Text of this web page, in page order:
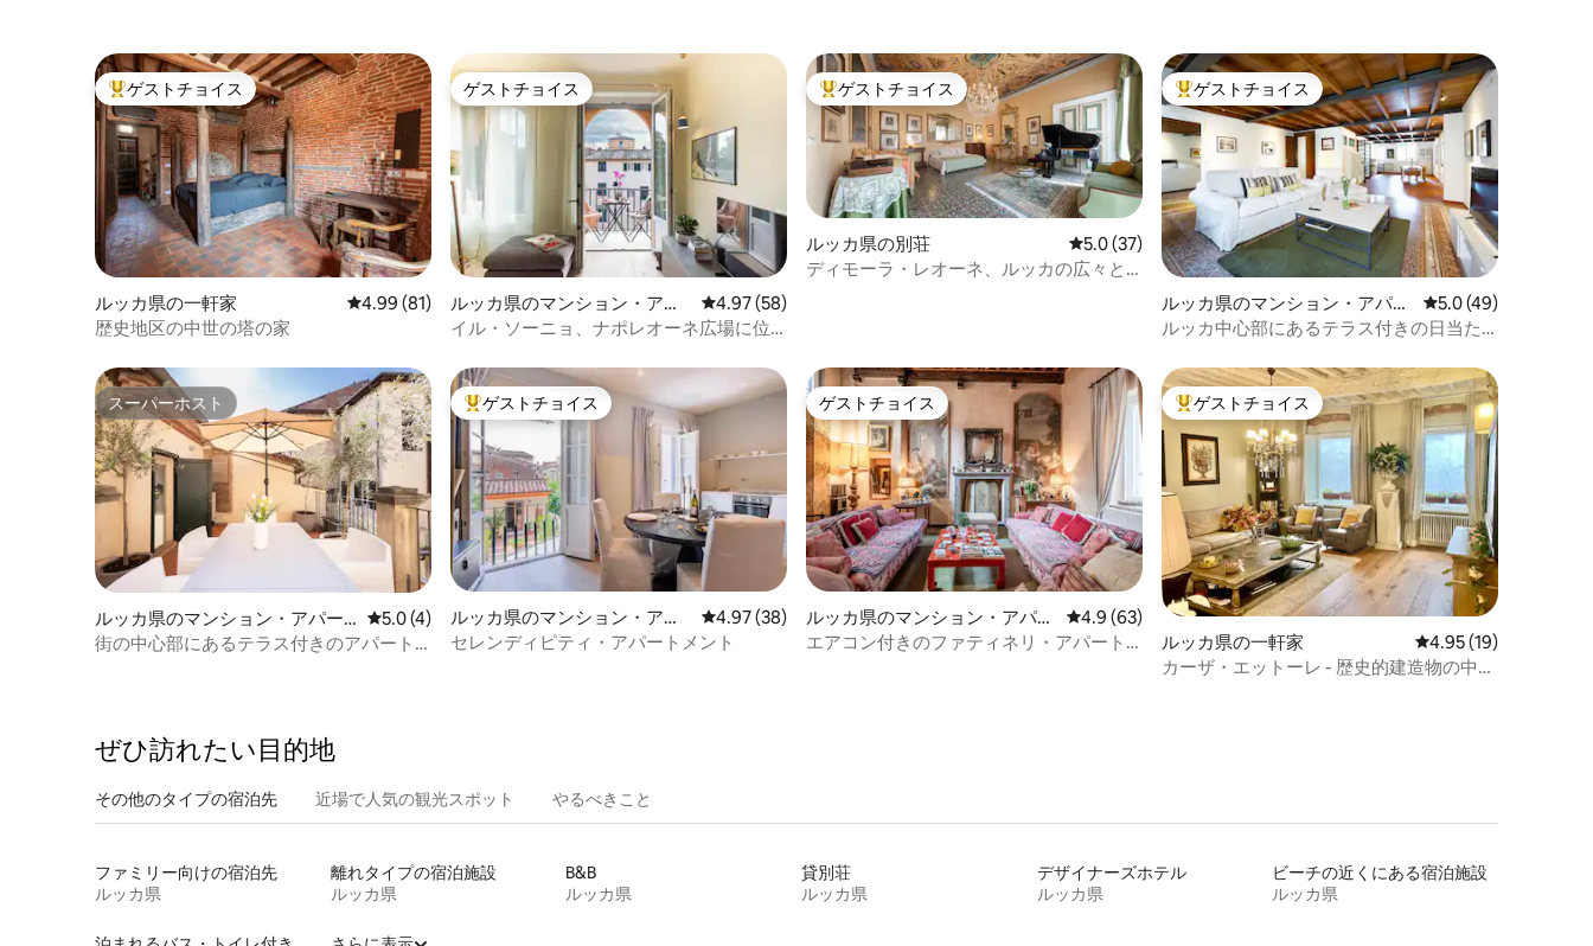
大好評のゲストチョイスです。
ゲストチョイス
ルッカ県の一軒家 レビュー81件、5つ星中4.99つ星の平均評価
4.99 (81)
歴史地区の中世の塔の家
ゲストチョイス
ゲストチョイス
ルッカ県のマンション・アパ
ート
レビュー58件、5つ星中4.97つ星の平均評価
4.97 (58)
イル・ソーニョ、ナポレオーネ広場に位
大好評のゲストチョイスです。
ゲストチョイス
ルッカ県の別荘 レビュー37件、5つ星中5.0つ星の平均評価
5.0 (37)
ディモーラ・レオーネ、ルッカの広々と
大好評のゲストチョイスです。
ゲストチョイス
ルッカ県のマンション・アパー
ト
レビュー49件、5つ
5.0 (49)
ルッカ中心部にあるテラス付きの日当た
スーパーホスト
スーパーホスト
ルッカ県のマンション・アパー
ト
レビュー4件、5つ星中5.0つ星の平均評価
5.0 (4)
街の中心部にあるテラス付きのアパート
大好評のゲストチョイスです。
ゲストチョイス
ルッカ県のマンション・アパ
ート
レビュー38件、5つ星中4.97つ星の平均評価
4.97 (38)
セレンディピティ・アパートメント
ゲストチョイス
ゲストチョイス
ルッカ県のマンション・アパー
ト
レビュー63件、5つ星中4.9つ星の平均評価
4.9 (63)
エアコン付きのファティネリ・アパート
大好評のゲストチョイスです。
ゲストチョイス
ルッカ県の一軒家 レビュー19件、5つ
4.95 (19)
カーザ・エットーレ - 歴史的建造物の中の
ぜひ訪⁠れ⁠た⁠い目⁠的⁠地
その他のタ⁠イ⁠プ⁠の宿⁠泊⁠先 近場で人気の観光スポット やるべきこと
ファミリー向けの宿泊先
ルッカ県
離れタイプの宿泊施設
ルッカ県
B&B
ルッカ県
貸別荘
ルッカ県
デザイナーズホテル
ルッカ県
ビーチの近くにある宿泊施設
ルッカ県